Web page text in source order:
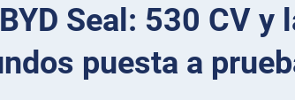
Seal: 530 CV
puesta a